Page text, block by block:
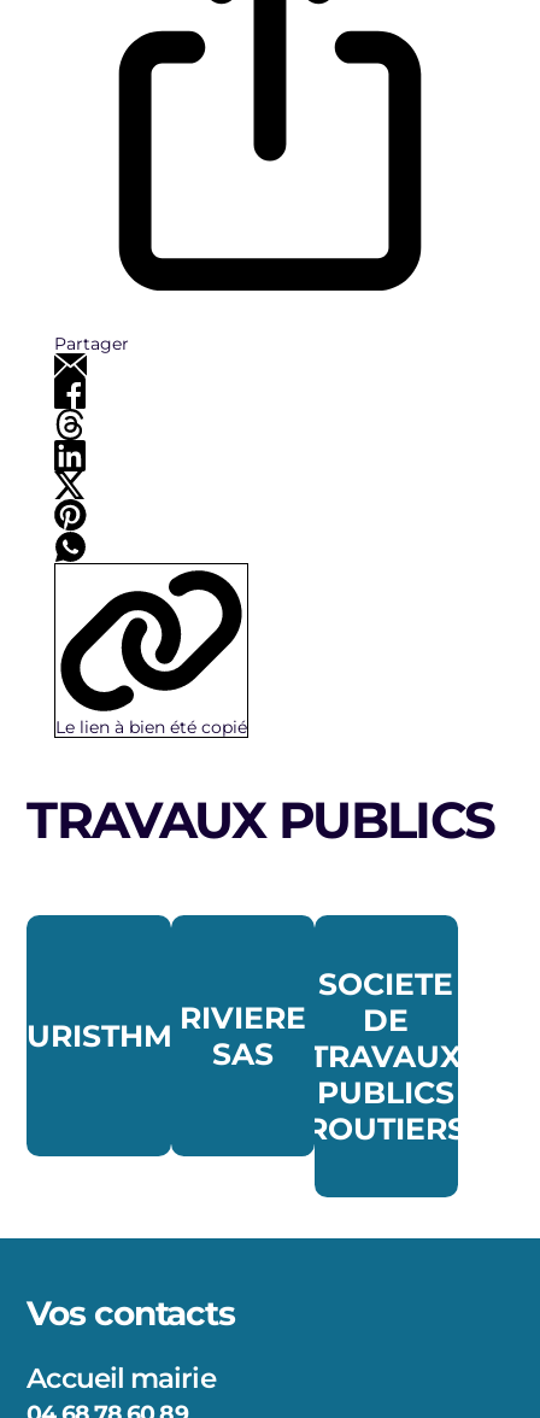
Partager
Le lien à bien été copié
TRAVAUX PUBLICS
PURISTHMERIVIERE
SAS
SOCIETE
DE
TRAVAUX
PUBLICS
ROUTIERS
Vos contacts
Accueil mairie